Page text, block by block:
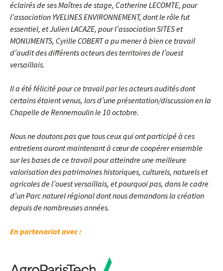
éclairés de ses Maîtres de stage, Catherine LECOMTE, pour
l’association YVELINES ENVIRONNEMENT, dont le rôle fut
essentiel, et Julien LACAZE, pour l’association SITES et
MONUMENTS, Cyrille COBERT a pu mener à bien ce travail
d’audit des différents acteurs des territoires de l’ouest
versaillais.
Il a été félicité pour ce travail par les acteurs audités dont
certains étaient venus, lors d’une présentation/discussion en la
Chapelle de Rennemoulin le 10 octobre.
Nous ne doutons pas que tous ceux qui ont participé à ces
entretiens auront maintenant à cœur de coopérer ensemble
sur les bases de ce travail pour atteindre une meilleure
valorisation des patrimoines historiques, culturels, naturels et
agricoles de l’ouest versaillais, et pourquoi pas, dans le cadre
d’un Parc naturel régional dont nous demandons la création
depuis de nombreuses années.
En partenariat avec :